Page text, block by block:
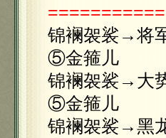
锦襕袈裟→将
⑤金箍儿
锦襕袈裟→大
⑤金箍儿
锦襕袈裟→黑